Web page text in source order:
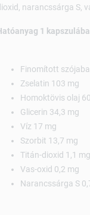
narancssárga S,
1
Finomított
Zselatin 103 mg
Homoktövis olaj
Glicerin 34,3 mg
Víz 17 mg
Szorbit 13,7 mg
Titán-dioxid 1,1 mg
Vas-oxid 0,2 mg
Narancssárga S